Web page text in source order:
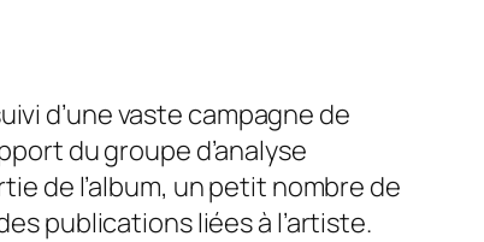
d’une vaste campagne de
du groupe d’analyse
de l’album, un petit nombre de
publications liées à l’artiste.